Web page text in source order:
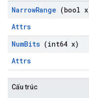
NarrowRange (bool
Attrs
NumBits (int64 x)
Attrs
Cấu trúc